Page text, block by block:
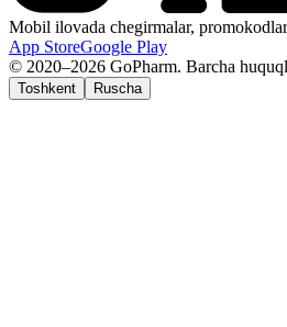
Mobil ilovada chegirmalar,
App StoreGoogle Play
© 2020–2026 GoPharm. Barcha
Toshkent Ruscha